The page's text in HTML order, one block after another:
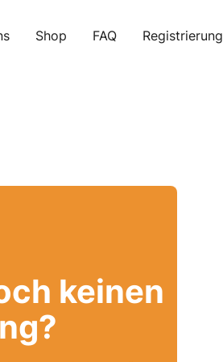
Shop FAQ Registrierung
keinen